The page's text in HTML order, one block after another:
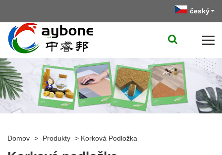
český
Domov > Produkty > Korková Podložka